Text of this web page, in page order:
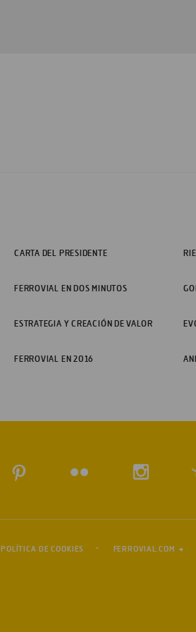
CARTA DEL PRESIDENTE
FERROVIAL EN DOS MINUTOS
ESTRATEGIA Y CREACIÓN DE VALOR
FERROVIAL EN 2016
POLÍTICA DE COOKIES FERROVIAL.COM